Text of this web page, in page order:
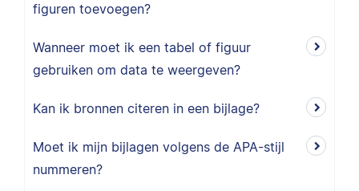
figuren toevoegen?
Wanneer moet ik een tabel of figuur
gebruiken om data te weergeven?
Kan ik bronnen citeren in een bijlage?
Moet ik mijn bijlagen volgens de APA-stijl
nummeren?